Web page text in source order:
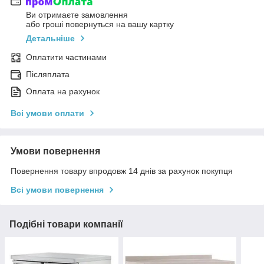
Ви отримаєте замовлення
або гроші повернуться на вашу картку
Детальніше
Оплатити частинами
Післяплата
Оплата на рахунок
Всі умови оплати
Умови повернення
Повернення товару впродовж 14 днів за рахунок покупця
Всі умови повернення
Подібні товари компанії